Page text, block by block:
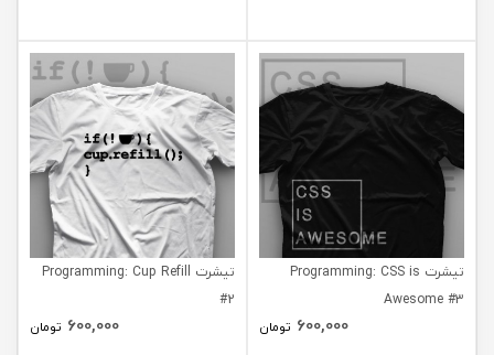
تیشرت Programming: CSS is
Awesome #3
600,000 تومان
تیشرت Programming: Cup Refill
#2
600,000 تومان